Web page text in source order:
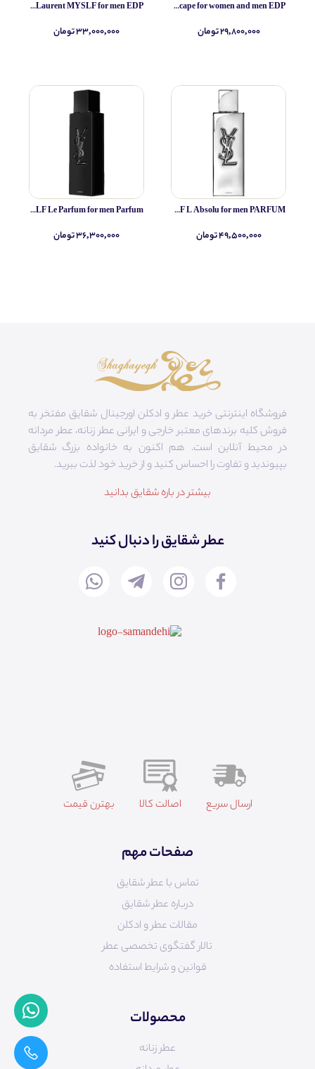
Simone Andreoli Tulum Junglescape for women and men EDP
۲۹,۸۰۰,۰۰۰ تومان
Yves Saint Laurent MYSLF L Absolu for men PARFUM
۴۹,۵۰۰,۰۰۰ تومان
Yves Saint Laurent MYSLF for men EDP
۳۳,۰۰۰,۰۰۰ تومان
Yves Saint Laurent MYSLF Le Parfum for men Parfum
۳۶,۳۰۰,۰۰۰ تومان
فروشگاه اینترنتی خرید عطر و ادکلن اورجینال شقایق مفتخر به
فروش کلیه برندهای معتبر خارجی و ایرانی عطر زنانه، عطر مردانه
در محیط آنلاین است. هم‌ اکنون به خانواده بزرگ شقایق
بپیوندید و تفاوت را احساس کنید و از خرید خود لذت ببرید.
بیشتر در باره شقایق بدانید
عطر شقایق را دنبال کنید
ارسال سریع اصالت کالا بهترن قیمت
صفحات مهم
تماس با عطر شقایق
درباره عطر شقایق
مقالات عطر و ادکلن
تالار گفتگوی تخصصی عطر
قوانین و شرایط استفاده
محصولات
عطر زنانه